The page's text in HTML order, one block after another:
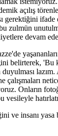
açılış
gerektiğini
zulmün
devam
belirterek, 'Bu
çalışmaları
Onların
vesileyle
ve insanı